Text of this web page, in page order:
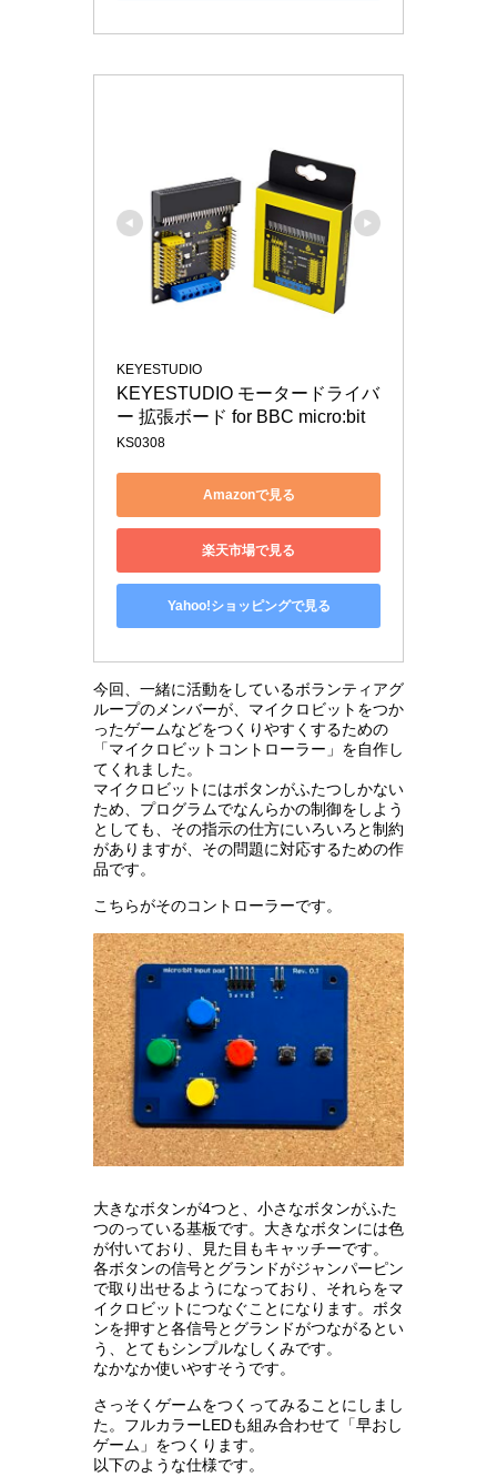
KEYESTUDIO
KEYESTUDIO モータードライバ
ー 拡張ボード for BBC micro:bit
KS0308
Amazonで見る
楽天市場で見る
Yahoo!ショッピングで見る
今回、一緒に活動をしているボランティアグ
ループのメンバーが、マイクロビットをつか
ったゲームなどをつくりやすくするための
「マイクロビットコントローラー」を自作し
てくれました。
マイクロビットにはボタンがふたつしかない
ため、プログラムでなんらかの制御をしよう
としても、その指示の仕方にいろいろと制約
がありますが、その問題に対応するための作
品です。
こちらがそのコントローラーです。
大きなボタンが4つと、小さなボタンがふた
つのっている基板です。大きなボタンには色
が付いており、見た目もキャッチーです。
各ボタンの信号とグランドがジャンパーピン
で取り出せるようになっており、それらをマ
イクロビットにつなぐことになります。ボタ
ンを押すと各信号とグランドがつながるとい
う、とてもシンプルなしくみです。
なかなか使いやすそうです。
さっそくゲームをつくってみることにしまし
た。フルカラーLEDも組み合わせて「早おし
ゲーム」をつくります。
以下のような仕様です。